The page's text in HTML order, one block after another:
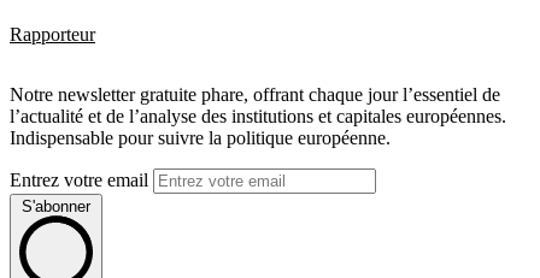
Rapporteur
Notre newsletter gratuite phare, offrant chaque jour l’essentiel de
l’actualité et de l’analyse des institutions et capitales européennes.
Indispensable pour suivre la politique européenne.
Entrez votre email
S'abonner